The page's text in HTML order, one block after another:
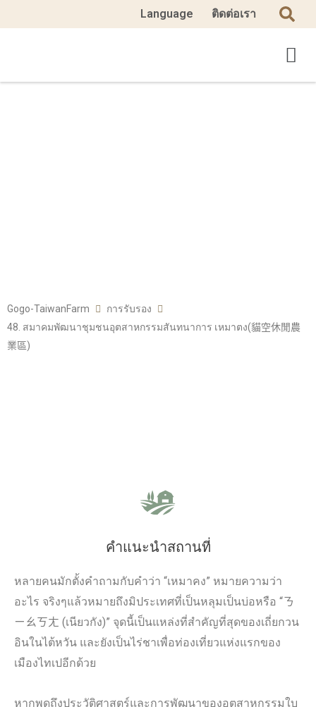
Language ติดต่อเรา
Gogo-TaiwanFarm
การรับรอง
48. สมาคมพัฒนาชุมชนอุตสาหกรรมสันทนาการ เหมาตง(貓空休閒農
業區)
คำแนะนำสถานที่
หลายคนมักตั้งคำถามกับคำว่า “เหมาคง” หมายความว่า
อะไร จริงๆแล้วหมายถึงมิประเทศที่เป็นหลุมเป็นบ่อหรือ “ㄋ
ㄧㄠㄎㄤ (เนียวกัง)” จุดนี้เป็นแหล่งที่สำคัญที่สุดของเถี่ยกวน
อินในไต้หวัน และยังเป็นไร่ชาเพื่อท่องเที่ยวแห่งแรกของ
เมืองไทเปอีกด้วย
หากพูดถึงประวัติศาสตร์และการพัฒนาของอุตสาหกรรมใบ